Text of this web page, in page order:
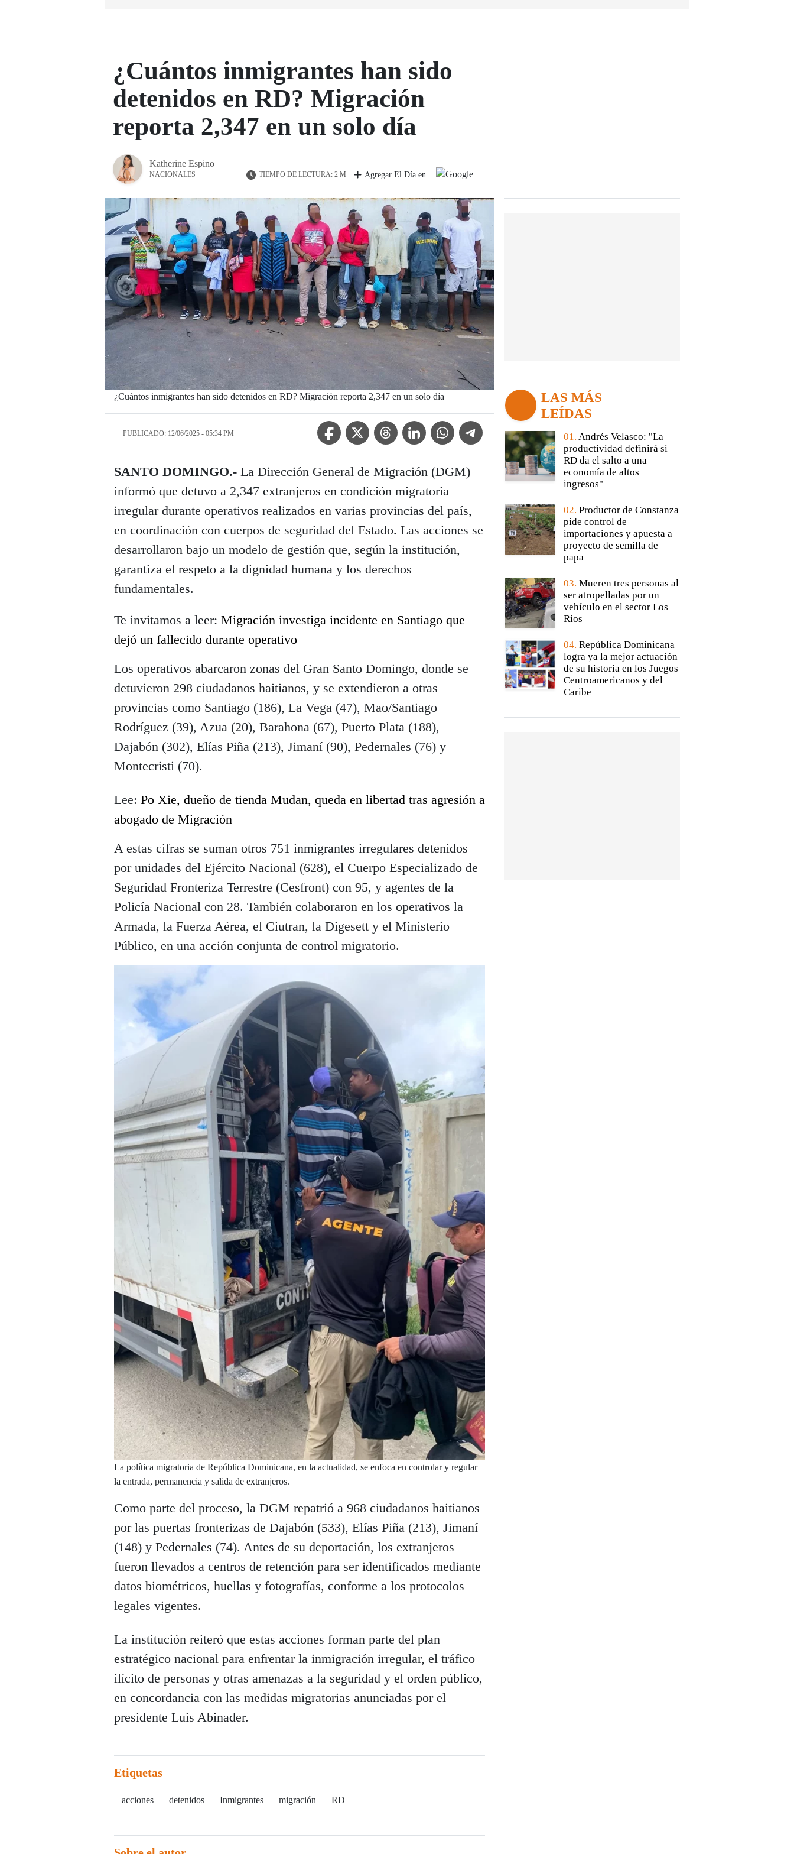
¿Cuántos inmigrantes han sido
detenidos en RD? Migración
reporta 2,347 en un solo día
Katherine Espino
NACIONALES TIEMPO DE LECTURA: 2 M Agregar El Día en
¿Cuántos inmigrantes han sido detenidos en RD? Migración reporta 2,347 en un solo día
PUBLICADO: 12/06/2025 - 05:34 PM
Facebook IconTwitter IconThreads IconLinkedin IconWhatsApp IconTelegram Icon
SANTO DOMINGO.- La Dirección General de Migración (DGM)
informó que detuvo a 2,347 extranjeros en condición migratoria
irregular durante operativos realizados en varias provincias del país,
en coordinación con cuerpos de seguridad del Estado. Las acciones se
desarrollaron bajo un modelo de gestión que, según la institución,
garantiza el respeto a la dignidad humana y los derechos
fundamentales.
Te invitamos a leer: Migración investiga incidente en Santiago que
dejó un fallecido durante operativo
Los operativos abarcaron zonas del Gran Santo Domingo, donde se
detuvieron 298 ciudadanos haitianos, y se extendieron a otras
provincias como Santiago (186), La Vega (47), Mao/Santiago
Rodríguez (39), Azua (20), Barahona (67), Puerto Plata (188),
Dajabón (302), Elías Piña (213), Jimaní (90), Pedernales (76) y
Montecristi (70).
Lee: Po Xie, dueño de tienda Mudan, queda en libertad tras agresión a
abogado de Migración
A estas cifras se suman otros 751 inmigrantes irregulares detenidos
por unidades del Ejército Nacional (628), el Cuerpo Especializado de
Seguridad Fronteriza Terrestre (Cesfront) con 95, y agentes de la
Policía Nacional con 28. También colaboraron en los operativos la
Armada, la Fuerza Aérea, el Ciutran, la Digesett y el Ministerio
Público, en una acción conjunta de control migratorio.
La política migratoria de República Dominicana, en la actualidad, se enfoca en controlar y regular
la entrada, permanencia y salida de extranjeros.
Como parte del proceso, la DGM repatrió a 968 ciudadanos haitianos
por las puertas fronterizas de Dajabón (533), Elías Piña (213), Jimaní
(148) y Pedernales (74). Antes de su deportación, los extranjeros
fueron llevados a centros de retención para ser identificados mediante
datos biométricos, huellas y fotografías, conforme a los protocolos
legales vigentes.
La institución reiteró que estas acciones forman parte del plan
estratégico nacional para enfrentar la inmigración irregular, el tráfico
ilícito de personas y otras amenazas a la seguridad y el orden público,
en concordancia con las medidas migratorias anunciadas por el
presidente Luis Abinader.
Etiquetas
acciones detenidos Inmigrantes migración RD
LAS MÁS
LEÍDAS
01. Andrés Velasco: "La
productividad definirá si
RD da el salto a una
economía de altos
ingresos"
02. Productor de Constanza
pide control de
importaciones y apuesta a
proyecto de semilla de
papa
03. Mueren tres personas al
ser atropelladas por un
vehículo en el sector Los
Ríos
04. República Dominicana
logra ya la mejor actuación
de su historia en los Juegos
Centroamericanos y del
Caribe